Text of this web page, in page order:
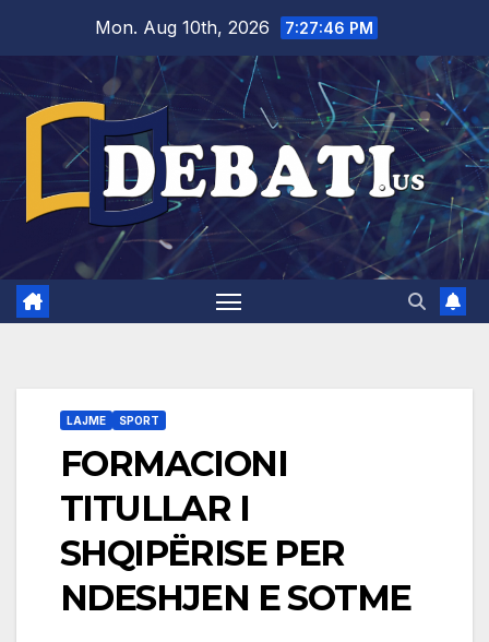
content
Mon. Aug 10th, 2026 7:27:47 PM
LAJME SPORT
FORMACIONI
TITULLAR I
SHQIPËRISE PER
NDESHJEN E SOTME